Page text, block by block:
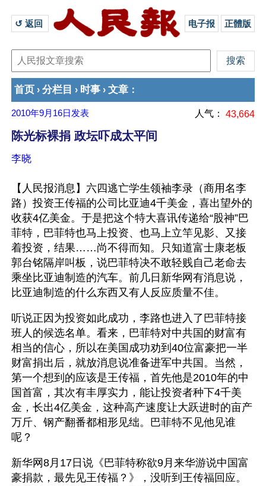
↺ 返回 电子报 正體版
首页 › 分栏目 › 时事 › 文章 ：
2010年9月16日 发表 人气： 43,664
陈光标裸捐 政坛吓成太平间
李晓
【人民报消息】六四逃亡学生领袖李录（商用名李
路）投资王传福的公司比亚迪4千美金，喜出望外的
收获4亿美金。于是把这个特大喜讯传递给“股神”巴
菲特，巴菲特也马上投资、也马上立竿见影、又接
着投资，结果……尚不得而知。只知道富士康老板
郭台铭隔岸叫板，说巴菲特决不敢轻贱自己老命去
乘坐比亚迪制造的汽车。前几日新华网有消息说，
比亚迪制造的什么东西又有人反应质量不佳。
听说正因为投资如此成功，李路也进入了巴菲特接
班人的候选名单。看来，巴菲特对中共国的财富有
相当的信心，所以在美国成功劝到40位富豪把一半
财富捐出后，就放消息说准备进军中共国。当然，
第一个想到的应该是王传福，首先他是2010年的中
国首富，其次有丰厚实力，能让投资者种下4千美
金，长出4亿美金，这种高产速度让大跃进时的亩产
万斤、钢产翻番都相形见绌。巴菲特不见他见谁
呢？
新华网8月17日说《巴菲特称欲9月来华游说中国富
豪捐款，最先见王传福？》，没听到王传福回应。